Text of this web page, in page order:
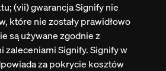
(vii) gwarancja Signify nie
które nie zostały prawidłowo
są używane zgodnie z
zaleceniami Signify. Signify w
za pokrycie kosztów